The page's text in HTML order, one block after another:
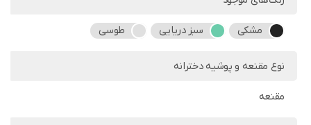
مشکی سبز دریایی طوسی
نوع مقنعه و پوشیه دخترانه
مقنعه